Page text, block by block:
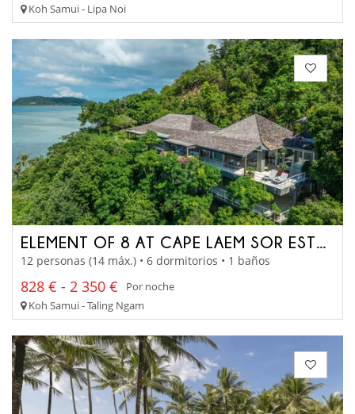
Koh Samui - Lipa Noi
ELEMENT OF 8 AT CAPE LAEM SOR ESTATE
12 personas (14 máx.) • 6 dormitorios • 1 baños
828 € - 2 350 €
Por noche
Koh Samui - Taling Ngam